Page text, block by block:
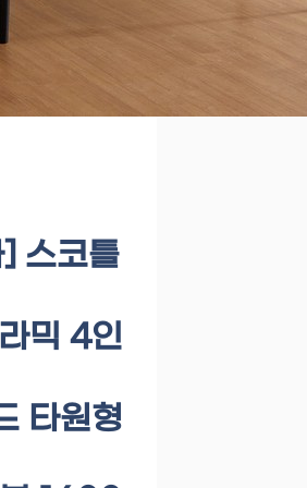
스코틀
믹 4인
타원형